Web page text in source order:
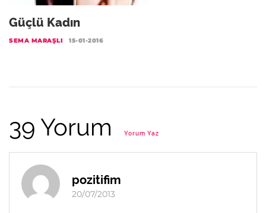
Güçlü Kadın
SEMA MARAŞLI 15-01-2016
39 Yorum Yorum Yaz
pozitifim
20/07/2013